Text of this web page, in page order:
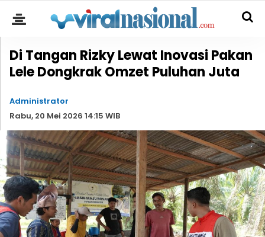
Di Tangan Rizky Lewat Inovasi Pakan
Lele Dongkrak Omzet Puluhan Juta
Administrator
Rabu, 20 Mei 2026 14:15 WIB